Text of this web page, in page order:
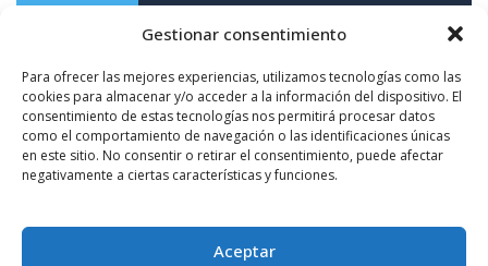
Gestionar consentimiento
Para ofrecer las mejores experiencias, utilizamos tecnologías como las
cookies para almacenar y/o acceder a la información del dispositivo. El
consentimiento de estas tecnologías nos permitirá procesar datos
como el comportamiento de navegación o las identificaciones únicas
en este sitio. No consentir o retirar el consentimiento, puede afectar
negativamente a ciertas características y funciones.
Aceptar